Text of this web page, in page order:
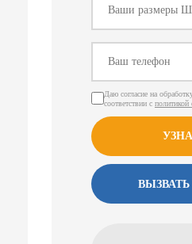
Даю согласие на
соответствии с политикой